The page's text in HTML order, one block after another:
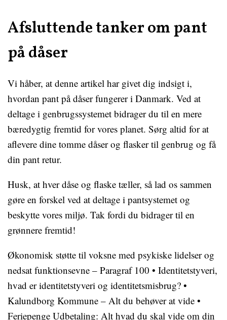
Afsluttende tanker om pant
på dåser
Vi håber, at denne artikel har givet dig indsigt i,
hvordan pant på dåser fungerer i Danmark. Ved at
deltage i genbrugssystemet bidrager du til en mere
bæredygtig fremtid for vores planet. Sørg altid for at
aflevere dine tomme dåser og flasker til genbrug og få
din pant retur.
Husk, at hver dåse og flaske tæller, så lad os sammen
gøre en forskel ved at deltage i pantsystemet og
beskytte vores miljø. Tak fordi du bidrager til en
grønnere fremtid!
Økonomisk støtte til voksne med psykiske lidelser og
nedsat funktionsevne – Paragraf 100 • Identitetstyveri,
hvad er identitetstyveri og identitetsmisbrug? •
Kalundborg Kommune – Alt du behøver at vide •
Feriepenge Udbetaling: Alt hvad du skal vide om din